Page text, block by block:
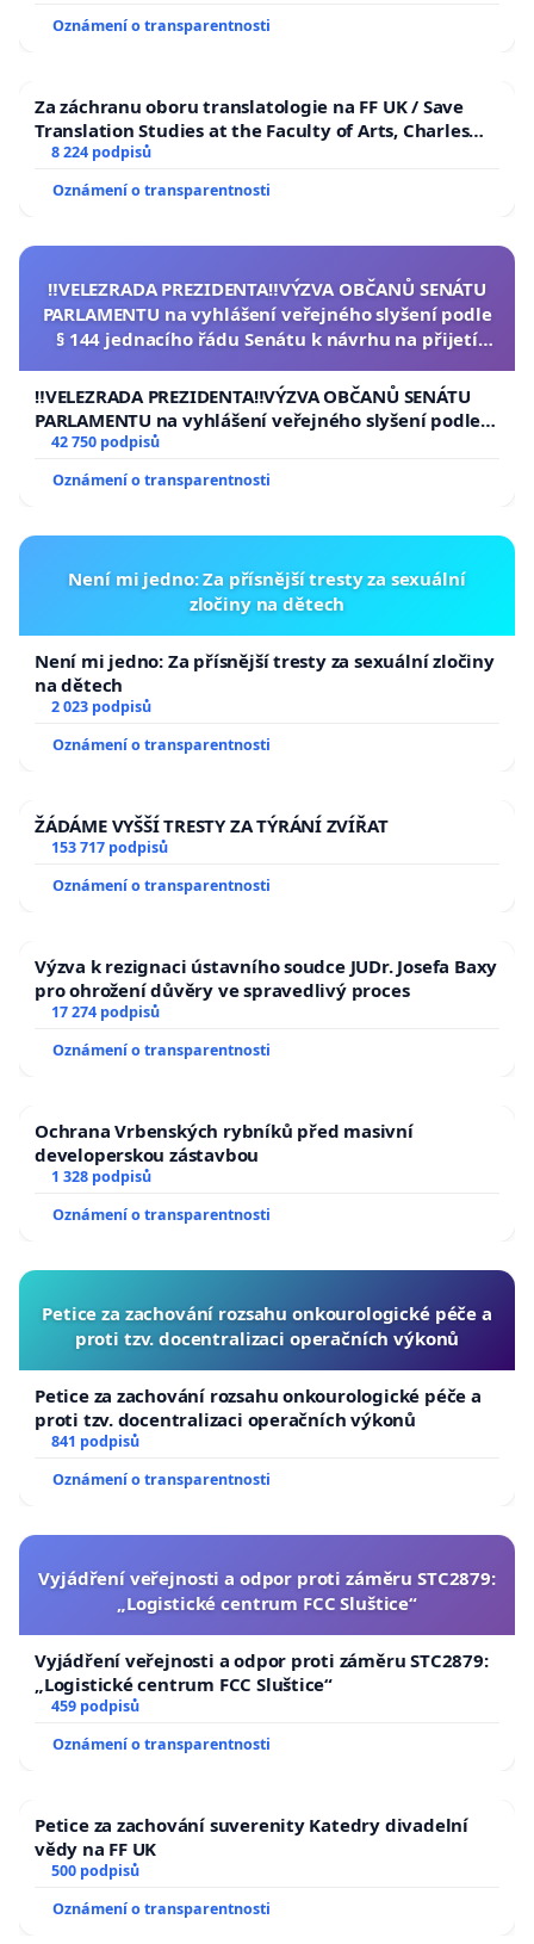
Oznámení o transparentnosti
Za záchranu oboru translatologie na FF UK / Save
Translation Studies at the Faculty of Arts, Charles
University
8 224 podpisů
Oznámení o transparentnosti
‼️VELEZRADA PREZIDENTA‼️VÝZVA OBČANŮ SENÁTU
PARLAMENTU na vyhlášení veřejného slyšení podle
§ 144 jednacího řádu Senátu k návrhu na přijetí
republiky
‼️VELEZRADA PREZIDENTA‼️VÝZVA OBČANŮ SENÁTU
PARLAMENTU na vyhlášení veřejného slyšení podle §
144 jednacího řádu Senátu k návrhu na přijetí
republiky
42 750 podpisů
Oznámení o transparentnosti
Není mi jedno: Za přísnější tresty za sexuální
zločiny na dětech
Není mi jedno: Za přísnější tresty za sexuální zločiny
na dětech
2 023 podpisů
Oznámení o transparentnosti
ŽÁDÁME VYŠŠÍ TRESTY ZA TÝRÁNÍ ZVÍŘAT
153 717 podpisů
Oznámení o transparentnosti
Výzva k rezignaci ústavního soudce JUDr. Josefa Baxy
pro ohrožení důvěry ve spravedlivý proces
17 274 podpisů
Oznámení o transparentnosti
Ochrana Vrbenských rybníků před masivní
developerskou zástavbou
1 328 podpisů
Oznámení o transparentnosti
Petice za zachování rozsahu onkourologické péče a
proti tzv. docentralizaci operačních výkonů
Petice za zachování rozsahu onkourologické péče a
proti tzv. docentralizaci operačních výkonů
841 podpisů
Oznámení o transparentnosti
Vyjádření veřejnosti a odpor proti záměru STC2879:
„Logistické centrum FCC Sluštice“
Vyjádření veřejnosti a odpor proti záměru STC2879:
„Logistické centrum FCC Sluštice“
459 podpisů
Oznámení o transparentnosti
Petice za zachování suverenity Katedry divadelní
vědy na FF UK
500 podpisů
Oznámení o transparentnosti